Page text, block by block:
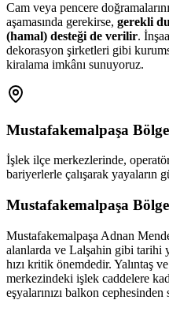
Cam veya pencere
aşamasında gerekirse, gerekli
(hamal) desteği de verilir.
dekorasyon şirketleri gibi
kiralama imkânı sunuyoruz.
Mustafakemalpaşa
İşlek ilçe merkezlerinde,
bariyerlerle çalışarak yayaların
Mustafakemalpaşa
Mustafakemalpaşa Adnan
alanlarda ve Lalşahin gibi tarihi
hızı kritik önemdedir. Yalıntaş
merkezindeki işlek caddelere
eşyalarınızı balkon